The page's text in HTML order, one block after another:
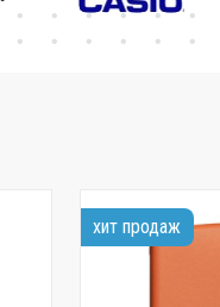
хит продаж